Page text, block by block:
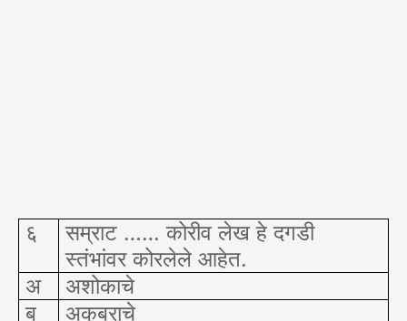
६
सम्राट …… कोरीव लेख हे दगडी
स्तंभांवर कोरलेले आहेत.
अ
अशोकाचे
ब
अकबराचे